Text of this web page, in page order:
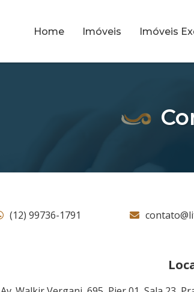
Home Imóveis Imóveis
(12) 99736-1791